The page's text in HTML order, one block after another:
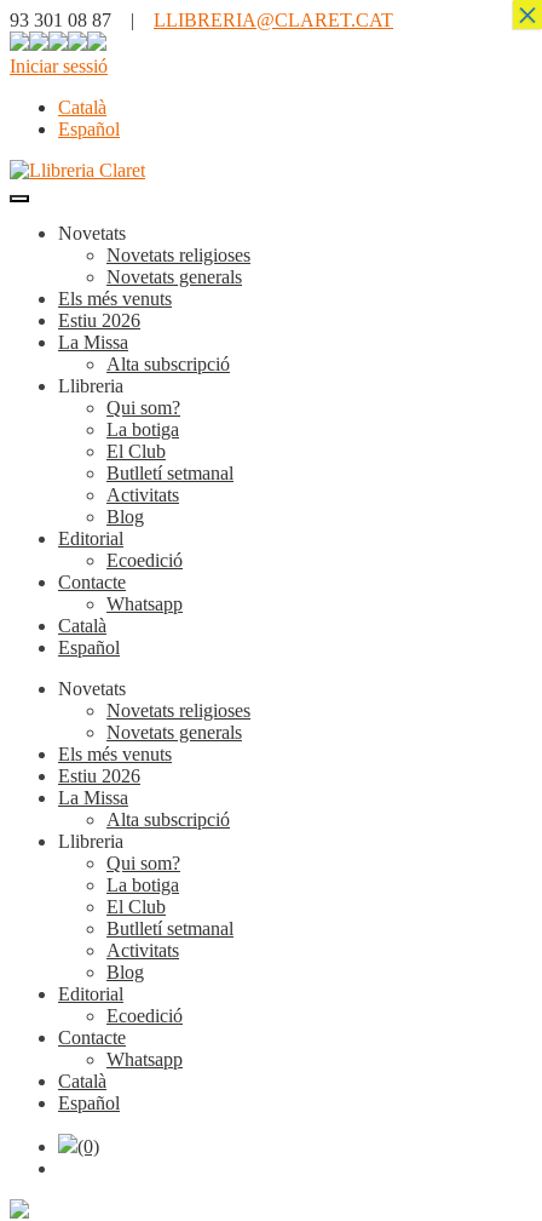
93 301 08 87 | LLIBRERIA@CLARET.CAT
Iniciar sessió
Català
Español
Novetats
Novetats religioses
Novetats generals
Els més venuts
Estiu 2026
La Missa
Alta subscripció
Llibreria
Qui som?
La botiga
El Club
Butlletí setmanal
Activitats
Blog
Editorial
Ecoedició
Contacte
Whatsapp
Català
Español
Novetats
Novetats religioses
Novetats generals
Els més venuts
Estiu 2026
La Missa
Alta subscripció
Llibreria
Qui som?
La botiga
El Club
Butlletí setmanal
Activitats
Blog
Editorial
Ecoedició
Contacte
Whatsapp
Català
Español
(0)
×